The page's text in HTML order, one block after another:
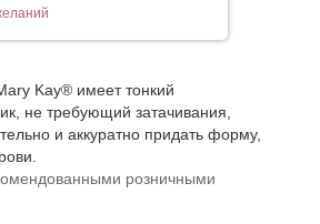
Kay® имеет тонкий
не требующий затачивания,
и аккуратно придать форму,
розничными